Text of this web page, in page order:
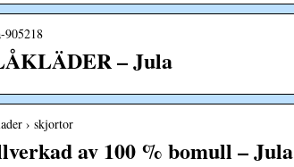
905218
– Jula
› skjortor
av 100 % bomull – Jula